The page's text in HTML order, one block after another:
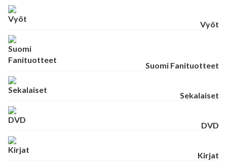
Vyöt
Suomi Fanituotteet
Sekalaiset
DVD
Kirjat